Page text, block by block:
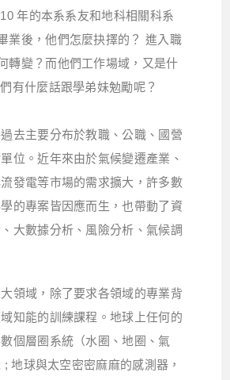
年的本系系友和地科相關科系
業後，他們怎麼抉擇的？ 進入職
轉變？而他們工作場域，又是什
有什麼話跟學弟妹勉勵呢？
去主要分布於教職、公職、國營
位。近年來由於氣候變遷產業、
發電等市場的需求擴大，許多數
的專案皆因應而生，也帶動了資
大數據分析、風險分析、氣候調
領域，除了要求各領域的專業背
知能的訓練課程。地球上任何的
個層圈系統（水圈、地圈、氣
;地球與太空密密麻麻的感測器，